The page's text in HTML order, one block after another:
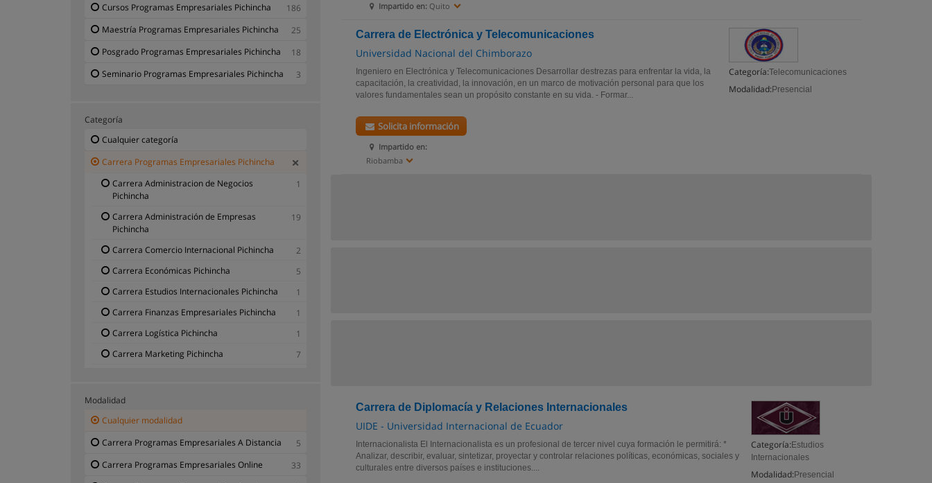
Impartido en: Quito
Carrera de Electrónica y Telecomunicaciones
Universidad Nacional del Chimborazo
Categoría:Telecomunicaciones
Modalidad: Presencial
Ingeniero en Electrónica y Telecomunicaciones Desarrollar destrezas para enfrentar la vida, la
capacitación, la creatividad, la innovación, en un marco de motivación personal para que los
valores fundamentales sean un propósito constante en su vida. - Formar...
Impartido en:
Riobamba
Solicita información
Carrera de Diplomacía y Relaciones Internacionales
UIDE - Universidad Internacional de Ecuador
Categoría: Estudios
Internacionales
Modalidad: Presencial
Internacionalista El Internacionalista es un profesional de tercer nivel cuya formación le permitirá: *
Analizar, describir, evaluar, sintetizar, proyectar y controlar relaciones políticas, económicas, sociales y
culturales entre diversos países e instituciones....
Cursos Programas Empresariales Pichincha
186
Maestría Programas Empresariales Pichincha
25
Posgrado Programas Empresariales Pichincha
18
Seminario Programas Empresariales Pichincha
3
Categoría
Cualquier categoría
Carrera Programas Empresariales Pichincha
Carrera Administracion de Negocios
Pichincha
1
Carrera Administración de Empresas
Pichincha
19
Carrera Comercio Internacional Pichincha
2
Carrera Económicas Pichincha
5
Carrera Estudios Internacionales Pichincha
1
Carrera Finanzas Empresariales Pichincha
1
Carrera Logística Pichincha
1
Carrera Marketing Pichincha
7
Carrera Recursos Humanos Pichincha
Carrera Relaciones Internacionales Pichincha
Carrera Secretaria / Auxiliar Administrativo
Pichincha
5
Carrera Seguros Pichincha
1
Modalidad
Cualquier modalidad
Carrera Programas Empresariales A Distancia
5
Carrera Programas Empresariales Online
33